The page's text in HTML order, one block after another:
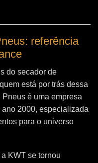
referência
do secador de
está por trás dessa
Pneus é uma empresa
2000, especializada
para o universo
KWT se tornou